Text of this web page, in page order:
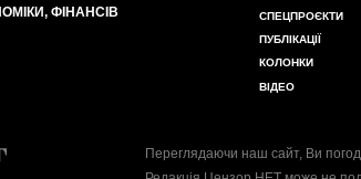
ФІНАНСІВ
СПЕЦПРОЄКТИ
ПУБЛІКАЦІЇ
КОЛОНКИ
ВІДЕО
Переглядаючи наш сайт, Ви